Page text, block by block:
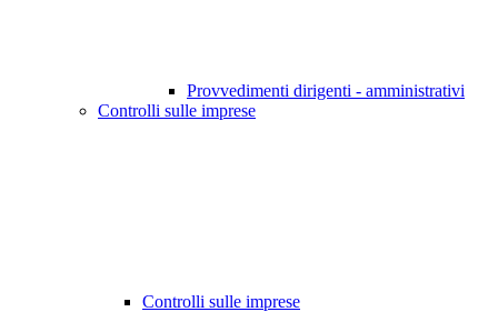
Provvedimenti dirigenti - amministrativi
Controlli sulle imprese
Controlli sulle imprese